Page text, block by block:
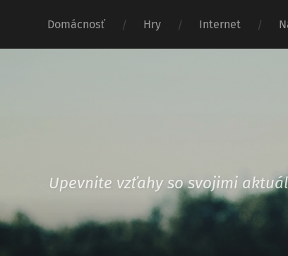
Domácnosť Hry Internet
Upevnite vzťahy so svojimi